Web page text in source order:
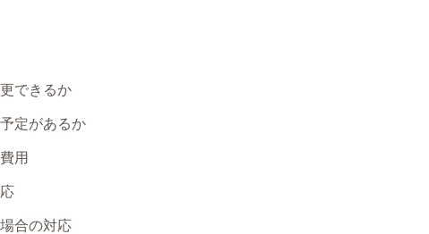
できるか
定があるか
用
合の対応